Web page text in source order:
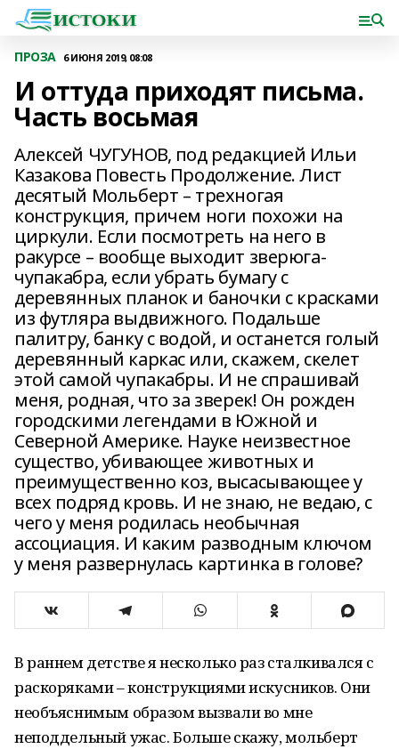
ПРОЗА 6 ИЮНЯ 2019, 08:08
И оттуда приходят письма.
Часть восьмая
Алексей ЧУГУНОВ, под редакцией Ильи
Казакова Повесть Продолжение. Лист
десятый Мольберт – трехногая
конструкция, причем ноги похожи на
циркули. Если посмотреть на него в
ракурсе – вообще выходит зверюга-
чупакабра, если убрать бумагу с
деревянных планок и баночки с красками
из футляра выдвижного. Подальше
палитру, банку с водой, и останется голый
деревянный каркас или, скажем, скелет
этой самой чупакабры. И не спрашивай
меня, родная, что за зверек! Он рожден
городскими легендами в Южной и
Северной Америке. Науке неизвестное
существо, убивающее животных и
преимущественно коз, высасывающее у
всех подряд кровь. И не знаю, не ведаю, с
чего у меня родилась необычная
ассоциация. И каким разводным ключом
у меня развернулась картинка в голове?
В раннем детстве я несколько раз сталкивался с
раскоряками – конструкциями искусников. Они
необъяснимым образом вызвали во мне
неподдельный ужас. Больше скажу, мольберт